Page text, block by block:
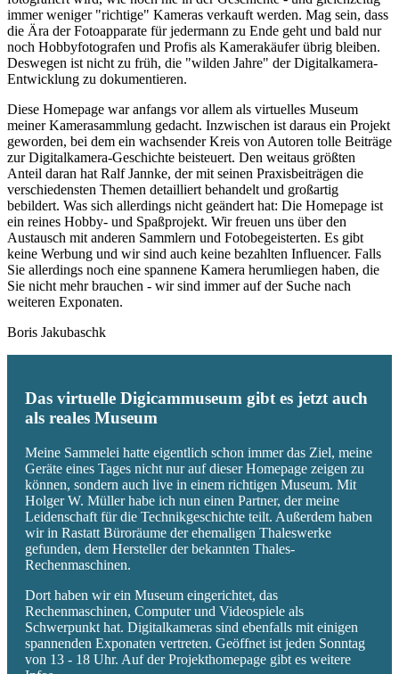
immer weniger "richtige" Kameras verkauft werden. Mag sein, dass
die Ära der Fotoapparate für jedermann zu Ende geht und bald nur
noch Hobbyfotografen und Profis als Kamerakäufer übrig bleiben.
Deswegen ist nicht zu früh, die "wilden Jahre" der Digitalkamera-
Entwicklung zu dokumentieren.
Diese Homepage war anfangs vor allem als virtuelles Museum
meiner Kamerasammlung gedacht. Inzwischen ist daraus ein Projekt
geworden, bei dem ein wachsender Kreis von Autoren tolle Beiträge
zur Digitalkamera-Geschichte beisteuert. Den weitaus größten
Anteil daran hat Ralf Jannke, der mit seinen Praxisbeiträgen die
verschiedensten Themen detailliert behandelt und großartig
bebildert. Was sich allerdings nicht geändert hat: Die Homepage ist
ein reines Hobby- und Spaßprojekt. Wir freuen uns über den
Austausch mit anderen Sammlern und Fotobegeisterten. Es gibt
keine Werbung und wir sind auch keine bezahlten Influencer. Falls
Sie allerdings noch eine spannene Kamera herumliegen haben, die
Sie nicht mehr brauchen - wir sind immer auf der Suche nach
weiteren Exponaten.
Boris Jakubaschk
Das virtuelle Digicammuseum gibt es jetzt auch
als reales Museum
Meine Sammelei hatte eigentlich schon immer das Ziel, meine
Geräte eines Tages nicht nur auf dieser Homepage zeigen zu
können, sondern auch live in einem richtigen Museum. Mit
Holger W. Müller habe ich nun einen Partner, der meine
Leidenschaft für die Technikgeschichte teilt. Außerdem haben
wir in Rastatt Büroräume der ehemaligen Thaleswerke
gefunden, dem Hersteller der bekannten Thales-
Rechenmaschinen.
Dort haben wir ein Museum eingerichtet, das
Rechenmaschinen, Computer und Videospiele als
Schwerpunkt hat. Digitalkameras sind ebenfalls mit einigen
spannenden Exponaten vertreten. Geöffnet ist jeden Sonntag
von 13 - 18 Uhr. Auf der Projekthomepage gibt es weitere